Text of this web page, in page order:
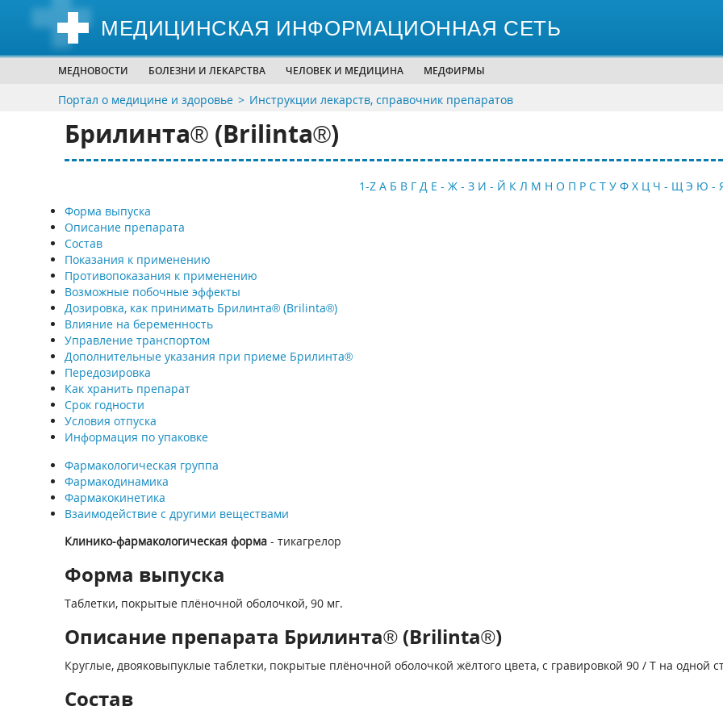
МЕДИЦИНСКАЯ ИНФОРМАЦИОННАЯ СЕТЬ
МЕДНОВОСТИ БОЛЕЗНИ И ЛЕКАРСТВА ЧЕЛОВЕК И МЕДИЦИНА МЕДФИРМЫ
Портал о медицине и здоровье Инструкции лекарств, справочник препаратов
Брилинта® (Brilinta®)
1-Z А Б В Г Д Е - Ж - З И - Й К Л М Н О П Р С Т У Ф Х Ц Ч - Щ Э Ю -
Форма выпуска
Описание препарата
Состав
Показания к применению
Противопоказания к применению
Возможные побочные эффекты
Дозировка, как принимать Брилинта® (Brilinta®)
Влияние на беременность
Управление транспортом
Дополнительные указания при приеме Брилинта®
Передозировка
Как хранить препарат
Срок годности
Условия отпуска
Информация по упаковке
Фармакологическая группа
Фармакодинамика
Фармакокинетика
Взаимодействие с другими веществами
Клинико-фармакологическая форма- тикагрелор
Форма выпуска
Таблетки, покрытые плёночной оболочкой, 90 мг.
Описание препарата Брилинта® (Brilinta®)
Круглые, двояковыпуклые таблетки, покрытые плёночной оболочкой жёлтого цвета, с гравировкой 90 / Т на одной
Состав